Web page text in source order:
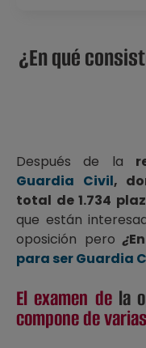
¿En qué
Después de la
Guardia Civil,
total de 1.734
que están
oposición pero ¿
para ser Guardia
El examen dela
compone de